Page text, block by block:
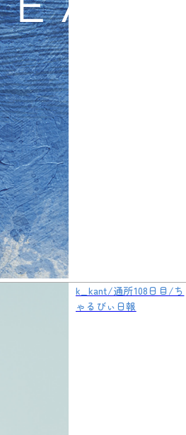
k_kant/通所108日目/ち
ゃるびぃ日報